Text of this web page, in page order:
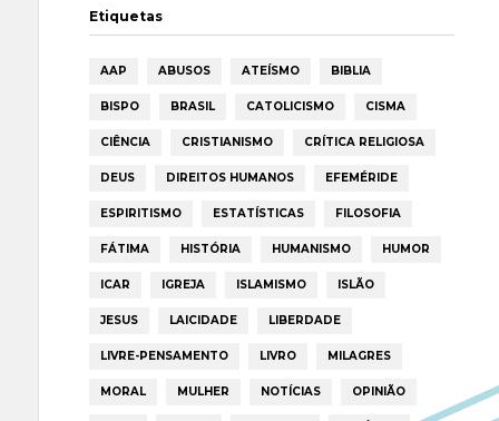
Etiquetas
AAP ABUSOS ATEÍSMO BIBLIA
BISPO BRASIL CATOLICISMO CISMA
CIÊNCIA CRISTIANISMO CRÍTICA RELIGIOSA
DEUS DIREITOS HUMANOS EFEMÉRIDE
ESPIRITISMO ESTATÍSTICAS FILOSOFIA
FÁTIMA HISTÓRIA HUMANISMO HUMOR
ICAR IGREJA ISLAMISMO ISLÃO
JESUS LAICIDADE LIBERDADE
LIVRE-PENSAMENTO LIVRO MILAGRES
MORAL MULHER NOTÍCIAS OPINIÃO